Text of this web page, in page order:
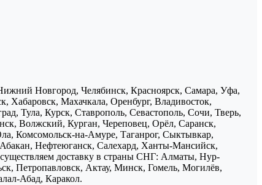
Новгород, Челябинск, Красноярск, Самара, Уфа,
Хабаровск, Махачкала, Оренбург, Владивосток,
Тула, Курск, Ставрополь, Севастополь, Сочи, Тверь,
Волжский, Курган, Череповец, Орёл, Саранск,
Комсомольск-на-Амуре, Таганрог, Сыктывкар,
Нефтеюганск, Салехард, Ханты-Мансийск,
доставку в страны СНГ: Алматы, Нур-
Петропавловск, Актау, Минск, Гомель, Могилёв,
Абад, Каракол.